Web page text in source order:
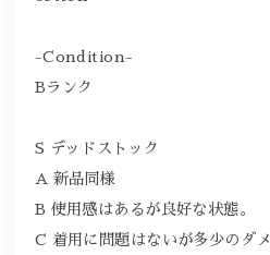
-Condition-
Bランク
S デッドストック
A 新品同様
B 使用感はあるが良好な状態。
C 着用に問題はないが多少のダ